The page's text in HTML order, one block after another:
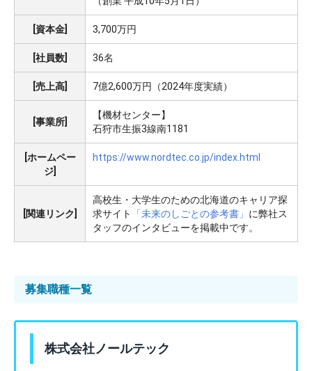
[資本金] 3,700万円
[社員数] 36名
[売上高] 7億2,600万円（2024年度実績）
[事業所]
【機材センター】
石狩市生振3線南1181
[ホームペー
ジ]
https://www.nordtec.co.jp/index.html
[関連リンク]
高校生・大学生のための北海道のキャリア探
求サイト
「未来のしごとの参考書」 に弊社ス
タッフのインタビューを掲載中です。
募集職種一覧
株式会社ノールテック